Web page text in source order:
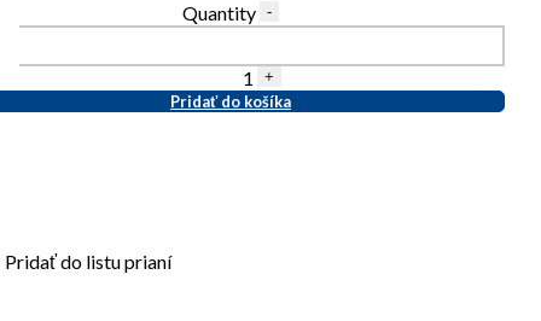
Quantity -
1 +
Pridať do košíka
Pridať do listu prianí